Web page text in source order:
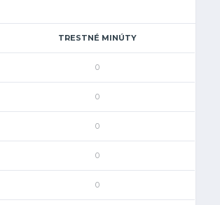
TRESTNÉ MINÚTY
0
0
0
0
0